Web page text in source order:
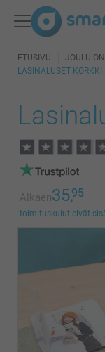
ETUSIVU JOULU
LASINALUSET KORKKI
Alkaen35,95
toimituskulut eivät